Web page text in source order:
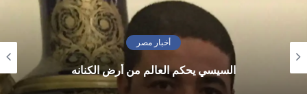
أخبار مصر
السيسي يحكم العالم من أرض الكنانه